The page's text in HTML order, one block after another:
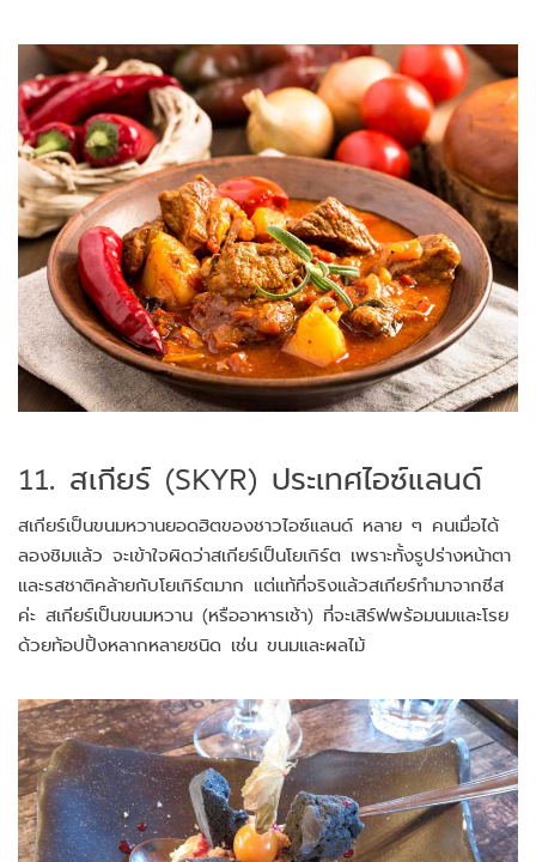
11. สเกียร์ (SKYR) ประเทศไอซ์แลนด์
สเกียร์เป็นขนมหวานยอดฮิตของชาวไอซ์แลนด์ หลาย ๆ คนเมื่อได้
ลองชิมแล้ว จะเข้าใจผิดว่าสเกียร์เป็นโยเกิร์ต เพราะทั้งรูปร่างหน้าตา
และรสชาติคล้ายกับโยเกิร์ตมาก แต่แท้ที่จริงแล้วสเกียร์ทำมาจากชีส
ค่ะ สเกียร์เป็นขนมหวาน (หรืออาหารเช้า) ที่จะเสิร์ฟพร้อมนมและโรย
ด้วยท้อปปิ้งหลากหลายชนิด เช่น ขนมและผลไม้